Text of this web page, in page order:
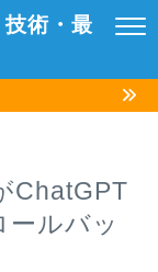
術・最
ChatGPT
ルバッ